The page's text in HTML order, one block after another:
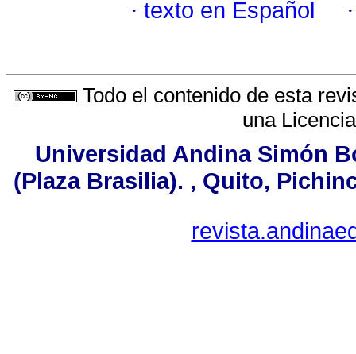
· texto en Español
Todo el contenido de esta
una
Universidad Andina Simón
(Plaza Brasilia). , Quito,